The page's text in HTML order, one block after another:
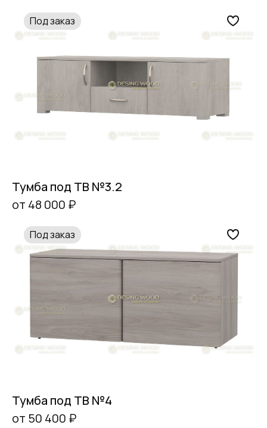
Под заказ
Тумба под ТВ №3.2
от 48 000 ₽
Под заказ
Тумба под ТВ №4
от 50 400 ₽